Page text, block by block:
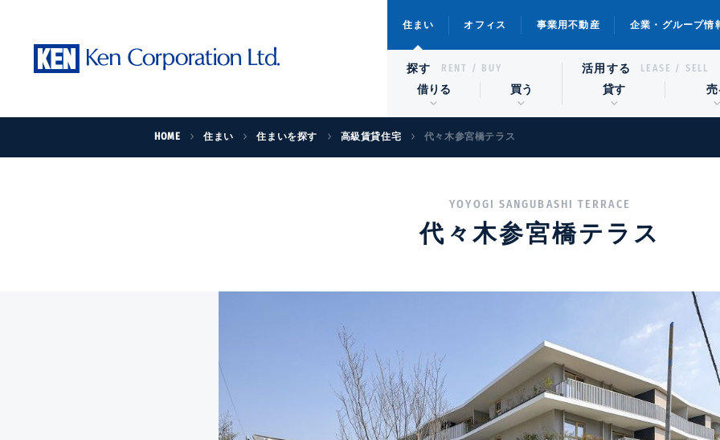
住まい オフィス 事業用不動産 企業・グループ情
探す RENT / BUY
借りる 買う
活用する LEASE / SELL
貸す 売
HOME 住まい 住まいを探す 高級賃貸住宅 代々木参宮橋テラス
YOYOGI SANGUBASHI TERRACE
代々木参宮橋テラス